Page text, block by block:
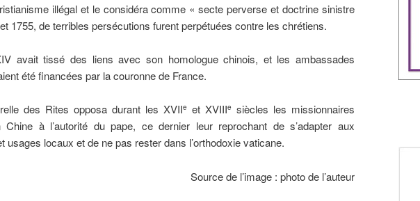
illégal et le considéra comme « secte perverse et doctrine sinistre
1755, de terribles persécutions furent perpétuées contre les chrétiens.
avait tissé des liens avec son homologue chinois, et les ambassades
été financées par la couronne de France.
des Rites opposa durant les XVIIe et XVIIIe siècles les missionnaires
Chine à l’autorité du pape, ce dernier leur reprochant de s’adapter aux
usages locaux et de ne pas rester dans l’orthodoxie vaticane.
Source de l’image : photo de l’auteur